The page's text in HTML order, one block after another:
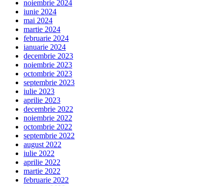
noiembrie 2024
iunie 2024
mai 2024
martie 2024
februarie 2024
ianuarie 2024
decembrie 2023
noiembrie 2023
octombrie 2023
septembrie 2023
iulie 2023
aprilie 2023
decembrie 2022
noiembrie 2022
octombrie 2022
septembrie 2022
august 2022
iulie 2022
aprilie 2022
martie 2022
februarie 2022